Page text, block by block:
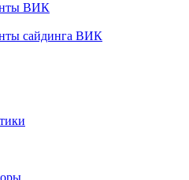
ВИК
сайдинга ВИК